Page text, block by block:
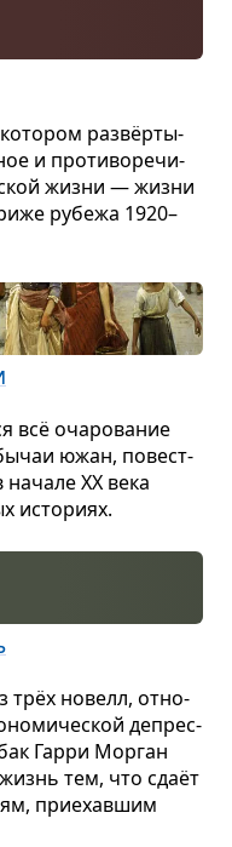
раз­вёр­ты­
и про­ти­во­ре­чи­
жизни — жизни
рубежа 1920–
всё оча­ро­ва­ние
южан, повест­
ХХ века
исто­риях.
трёх новелл, отно­
депрес­
Гарри Мор­ган
тем, что сдаёт
при­е­хав­шим